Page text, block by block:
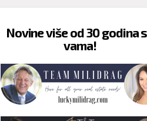
Novine više od 30 godina
vama!